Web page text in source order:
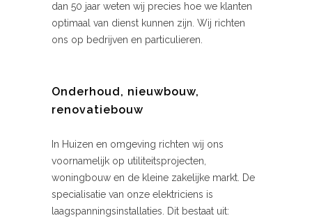
dan 50 jaar weten wij precies hoe we klanten
optimaal van dienst kunnen zijn. Wij richten
ons op bedrijven en particulieren.
Onderhoud, nieuwbouw,
renovatiebouw
In Huizen en omgeving richten wij ons
voornamelijk op utiliteitsprojecten,
woningbouw en de kleine zakelijke markt. De
specialisatie van onze elektriciens is
laagspanningsinstallaties. Dit bestaat uit: